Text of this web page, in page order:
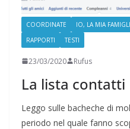
COORDINATE IO, LA MIA
RAPPORTI
TESTI
23/03/2020 Rufus
La lista contatti
Leggo sulle bacheche di
periodo nel quale fanno